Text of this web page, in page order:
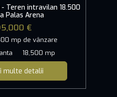
Teren intravilan 18.500
Palas Arena
€
mp de vânzare
18,500 mp
multe detalii